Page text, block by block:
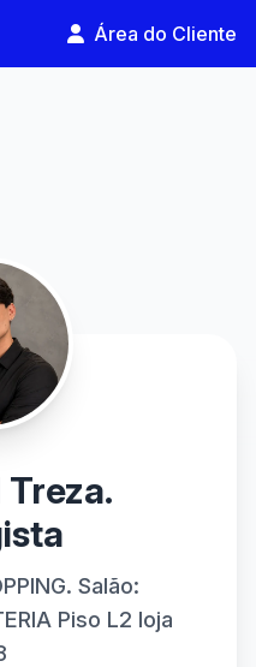
Área do Cliente
Salão:
Piso L2 loja